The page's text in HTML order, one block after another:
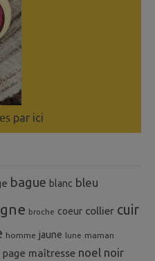
par ici
bague blanc bleu
broche coeur collier cuir
homme jaune lune maman
page maîtresse noel noir